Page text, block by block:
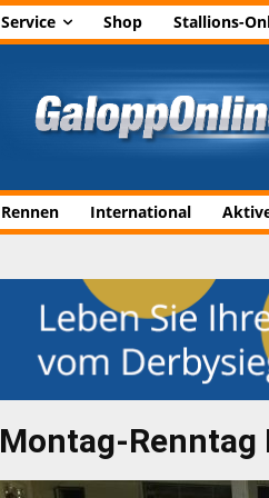
Service Shop Stallions-
Rennen International
Montag-Renntag